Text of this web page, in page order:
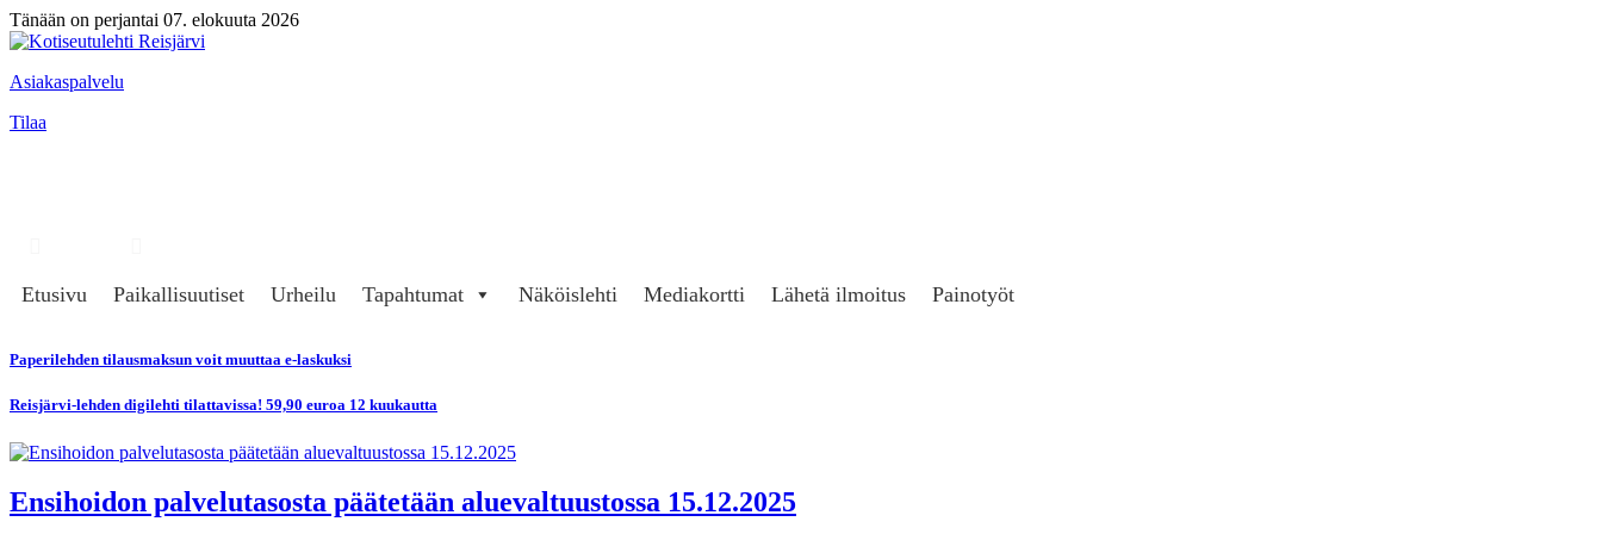
Tänään on perjantai 07. elokuuta 2026
Asiakaspalvelu
Tilaa
Etusivu
Paikallisuutiset Urheilu Tapahtumat Näköislehti Mediakortti Lähetä ilmoitus Painotyöt
Paperilehden tilausmaksun voit muuttaa e-laskuksi
Reisjärvi-lehden digilehti tilattavissa! 59,90 euroa 12 kuukautta
Ensihoidon palvelutasosta päätetään aluevaltuustossa 15.12.2025